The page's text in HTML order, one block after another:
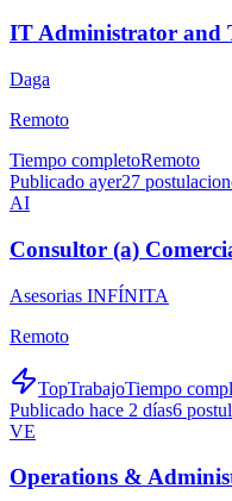
IT Administrator and
Daga
Remoto
Tiempo completoRemoto
Publicado ayer27
AI
Consultor (a)
Asesorias INFÍNITA
Remoto
TopTrabajoTiempo
Publicado hace 2 días6
VE
Operations &